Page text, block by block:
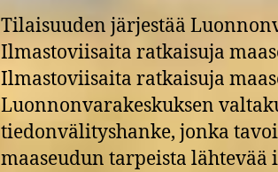
Tilaisuuden järjestää
Ilmastoviisaita ratkaisuja
Ilmastoviisaita ratkaisuja
Luonnonvarakeskuksen
tiedonvälityshanke, jonka
maaseudun tarpeista lähtevää